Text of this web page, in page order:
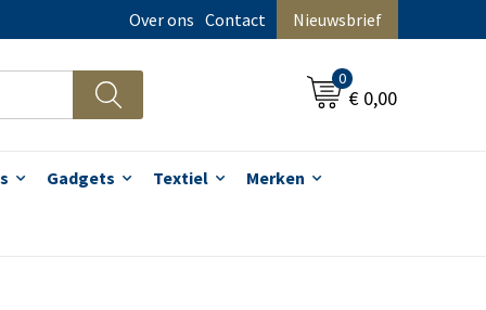
Over ons Contact Nieuwsbrief
0
€ 0,00
Gadgets Textiel Merken